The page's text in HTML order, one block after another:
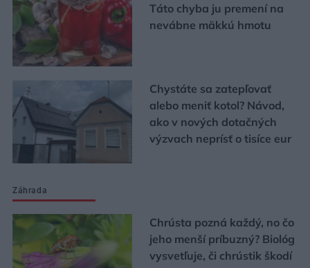
Táto chyba ju premení na
nevábne mäkkú hmotu
Chystáte sa zatepľovať
alebo meniť kotol? Návod,
ako v nových dotačných
výzvach neprísť o tisíce eur
Záhrada
Chrústa pozná každý, no čo
jeho menší príbuzný? Biológ
vysvetľuje, či chrústik škodí